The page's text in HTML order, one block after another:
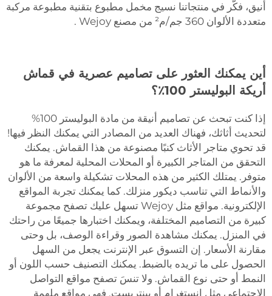
أنيق، فكّر في منتجاتنا نسيج مخمل مطبوع بتقنية مطبوعة مركبة
متعددة الألوان 360 جم/م² من مصنع Wejoy
.
أين يمكنك العثور على تصاميم عصرية في قماش
أريكة البوليستر 100٪؟
إذا كنت تبحث عن تصاميم أنيقة من مادة البوليستر 100%
لتحديث أثاثك، فهناك العديد من المصادر التي يمكنك النظر فيها!
قد تحوي متاجر الأثاث كنبًا مصنوعة من هذا القماش. يمكنك
التحقق من المتاجر الكبيرة أو المحلات المحلية لمعرفة ما هو
متوفر. يمتلك الكثير من هذه المحلات تشكيلة واسعة من الألوان
والأنماط التي تناسب ديكور منزلك. كما يمكنك تجربة المواقع
الإلكترونية. مواقع مثل Wejoy تسهل عليك تصفح مجموعة
كبيرة من التصاميم المختلفة، ويمكنك اختبارها جميعًا من راحتك
في المنزل. يمكنك مشاهدة الصور وقراءة الوصف، بل وحتى
مقارنة الأسعار. إن التسوق عبر الإنترنت يجعل من السهل
الحصول على ما تريده بالضبط. يمكنك التصنيف حسب اللون أو
النمط أو حتى نوع القماش. ولا تنسَ تصفح مواقع التواصل
الاجتماعي مثل إنستغرام أو بينتريست. فهي مواقع ملهمة